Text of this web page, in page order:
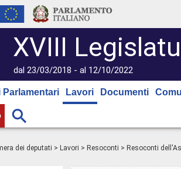
XVIII
dal 23/03/2018 - al 12/10/2022
Parlamentari Lavori Documenti
dei deputati > Lavori > Resoconti > Resoconti